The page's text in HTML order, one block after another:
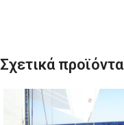
Σχετικά προϊόντα